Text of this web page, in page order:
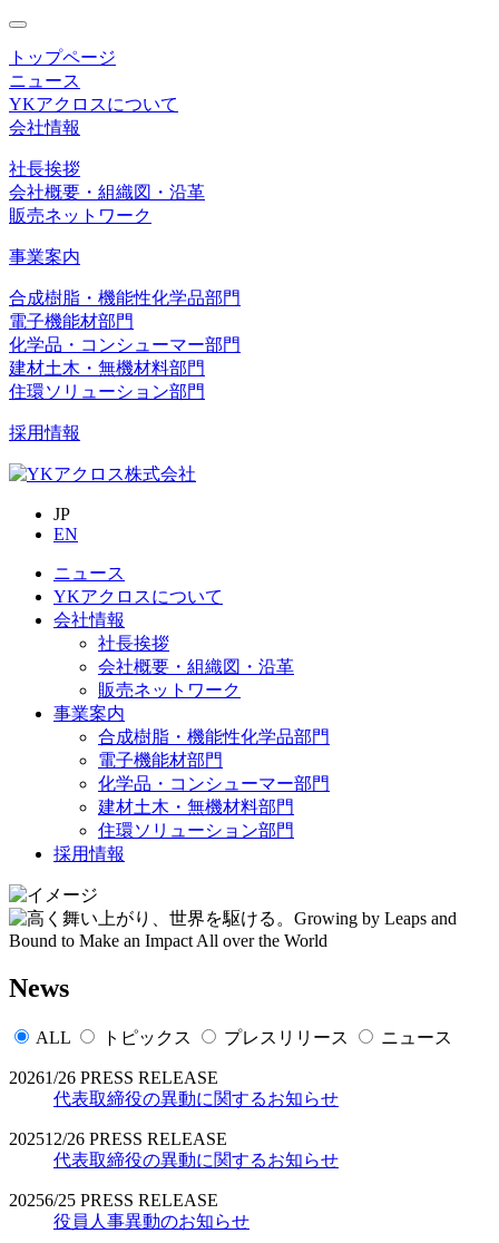
toggle
navigation
トップページ
ニュース
YKアクロスについて
会社情報
社長挨拶
会社概要・組織図・沿革
販売ネットワーク
事業案内
合成樹脂・機能性化学品部門
電子機能材部門
化学品・コンシューマー部門
建材土木・無機材料部門
住環ソリューション部門
採用情報
JP
EN
ニュース
YKアクロスについて
会社情報
社長挨拶
会社概要・組織図・沿革
販売ネットワーク
事業案内
合成樹脂・機能性化学品部門
電子機能材部門
化学品・コンシューマー部門
建材土木・無機材料部門
住環ソリューション部門
採用情報
News
ALL トピックス プレスリリース ニュース
20261/26 PRESS RELEASE
代表取締役の異動に関するお知らせ
202512/26 PRESS RELEASE
代表取締役の異動に関するお知らせ
20256/25 PRESS RELEASE
役員人事異動のお知らせ